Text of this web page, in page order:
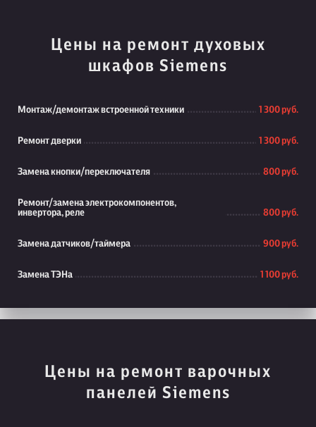
Цены на ремонт духовых
шкафов Siemens
Монтаж/демонтаж встроенной техники 1 300 руб.
Ремонт дверки 1 300 руб.
Замена кнопки/переключателя 800 руб.
Ремонт/замена электрокомпонентов,
инвертора, реле
800 руб.
Замена датчиков/таймера 900 руб.
Замена ТЭНа 1 100 руб.
Цены на ремонт варочных
панелей Siemens